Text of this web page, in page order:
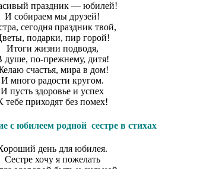
праздник — юбилей!
И собираем мы друзей!
сегодня праздник твой,
подарки, пир горой!
Итоги жизни подводя,
душе, по-прежнему, дитя!
счастья, мира в дом!
И много радости кругом.
И пусть здоровье и успех
тебе приходят без помех!
с юбилеем родной сестре в стихах
день для юбилея.
Сестре хочу я пожелать